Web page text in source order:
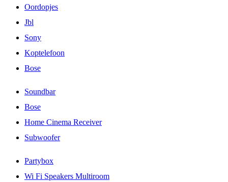
Oordopjes
Jbl
Sony
Koptelefoon
Bose
Soundbar
Bose
Home Cinema Receiver
Subwoofer
Partybox
Wi Fi Speakers Multiroom